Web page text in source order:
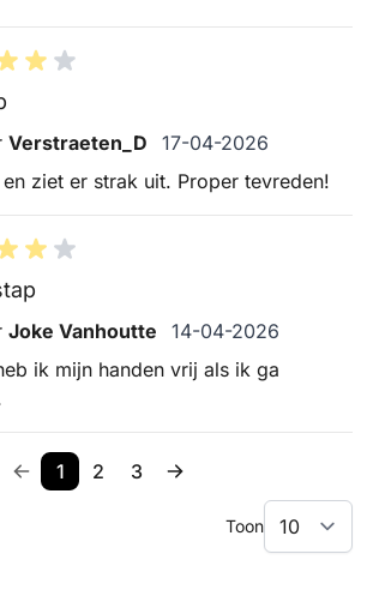
Verstraeten_D 17 april 2026
17-04-2026
ziet er strak uit. Proper tevreden!
Joke Vanhoutte 14 april 2026
14-04-2026
ik mijn handen vrij als ik ga
1 2 3
Toon